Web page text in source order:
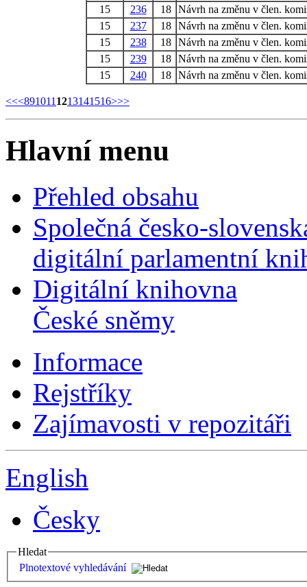
15
236 18 Návrh na změnu v člen.
15
237 18 Návrh na změnu v člen.
15
238 18 Návrh na změnu v člen.
15
239 18 Návrh na změnu v člen.
15
240 18 Návrh na změnu v člen.
<<<891011 1213141516>>>
Hlavní menu
Přehled obsahu
Společná česko-
digitální parlamentní
Digitální knihovna
České sněmy
Informace
Rejstříky
Zajímavosti v repozitáři
English
Česky
Hledat
Plnotextové vyhledávání